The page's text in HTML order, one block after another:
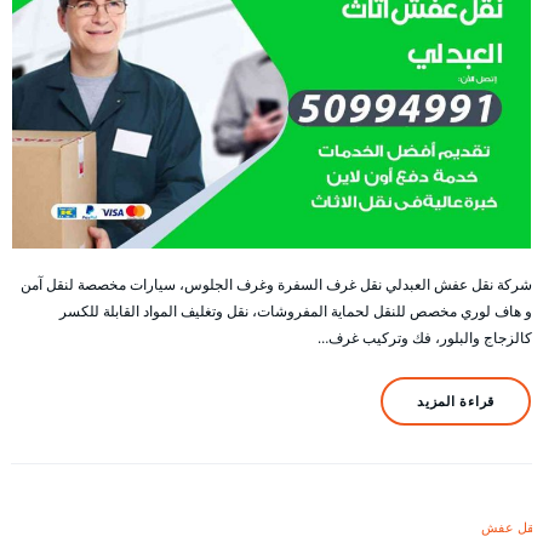
شركة نقل عفش العبدلي نقل غرف السفرة وغرف الجلوس، سيارات مخصصة لنقل آمن
و هاف لوري مخصص للنقل لحماية المفروشات، نقل وتغليف المواد القابلة للكسر
كالزجاج والبلور، فك وتركيب غرف…
قراءة المزيد
نقل عفش